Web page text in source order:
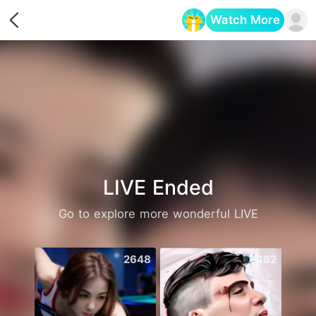
Watch More
LIVE Ended
Go to explore more wonderful LIVE
2648 482
Opens in a new tab